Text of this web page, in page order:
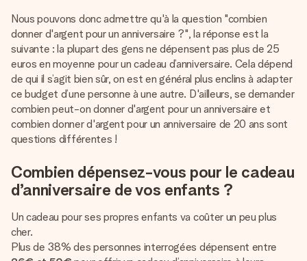
Nous pouvons donc admettre qu'à la question "combien
donner d'argent pour un anniversaire ?", la réponse est la
suivante : la plupart des gens ne dépensent pas plus de 25
euros en moyenne pour un cadeau d’anniversaire. Cela dépend
de qui il s’agit bien sûr, on est en général plus enclins à adapter
ce budget d’une personne à une autre. D'ailleurs, se demander
combien peut-on donner d'argent pour un anniversaire et
combien donner d'argent pour un anniversaire de 20 ans sont
questions différentes !
Combien dépensez-vous pour le cadeau
d’anniversaire de vos enfants ?
Un cadeau pour ses propres enfants va coûter un peu plus
cher.
Plus de 38% des personnes interrogées dépensent entre